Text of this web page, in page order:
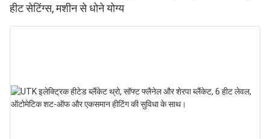
हीट सेटिंग्स, मशीन से धोने योग्य